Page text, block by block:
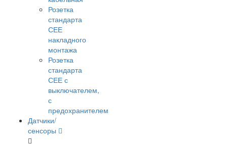
Розетка
стандарта
СЕЕ
накладного
монтажа
Розетка
стандарта
СЕЕ с
выключателем,
с
предохранителем
Датчики/
сенсоры